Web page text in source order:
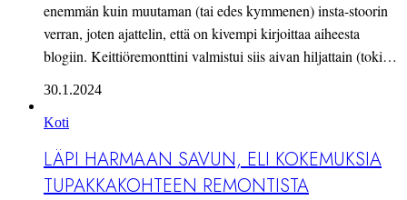
enemmän kuin muutaman (tai edes kymmenen) insta-stoorin
verran, joten ajattelin, että on kivempi kirjoittaa aiheesta
blogiin. Keittiöremonttini valmistui siis aivan hiljattain (toki…
30.1.2024
Koti
LÄPI HARMAAN SAVUN, ELI KOKEMUKSIA
TUPAKKAKOHTEEN REMONTISTA